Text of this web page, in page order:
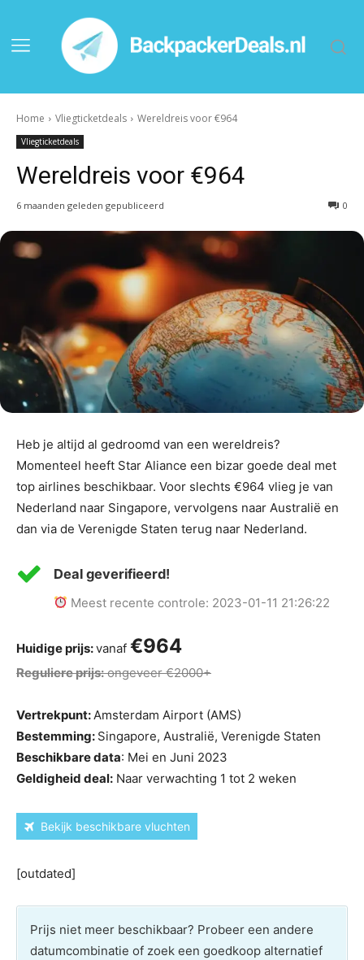
Home Vliegticketdeals Wereldreis voor €964
Vliegticketdeals
Wereldreis voor €964
6 maanden geleden gepubliceerd 0
Heb je altijd al gedroomd van een wereldreis?
Momenteel heeft Star Aliance een bizar goede deal met
top airlines beschikbaar. Voor slechts €964 vlieg je van
Nederland naar Singapore, vervolgens naar Australië en
dan via de Verenigde Staten terug naar Nederland.
Deal geverifieerd!
Meest recente controle: 2023-01-11 21:26:22
Huidige prijs:vanaf €964
Reguliere prijs:ongeveer €2000+
Vertrekpunt:Amsterdam Airport (AMS)
Bestemming: Singapore, Australië, Verenigde Staten
Beschikbare data: Mei en Juni 2023
Geldigheid deal: Naar verwachting 1 tot 2 weken
Bekijk beschikbare vluchten
[outdated]
Prijs niet meer beschikbaar? Probeer een andere
datumcombinatie of zoek een goedkoop alternatief